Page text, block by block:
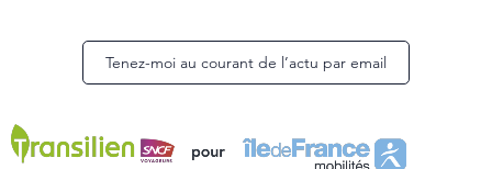
Tenez-moi au courant de l’actu par email